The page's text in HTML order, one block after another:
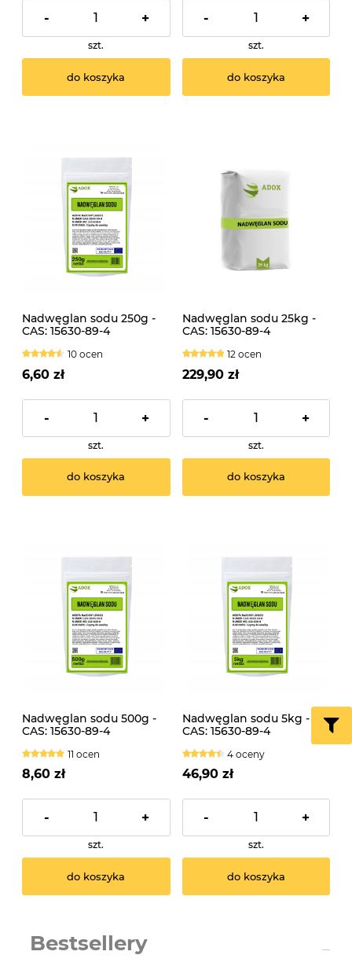
- +
szt.
do koszyka
- +
szt.
do koszyka
Nadwęglan sodu 250g -
CAS: 15630-89-4
10 ocen
6,60 zł
- +
szt.
do koszyka
Nadwęglan sodu 25kg -
CAS: 15630-89-4
12 ocen
229,90 zł
- +
szt.
do koszyka
Nadwęglan sodu 500g -
CAS: 15630-89-4
11 ocen
8,60 zł
- +
szt.
do koszyka
Nadwęglan sodu 5kg -
CAS: 15630-89-4
4 oceny
46,90 zł
- +
szt.
do koszyka
Bestsellery